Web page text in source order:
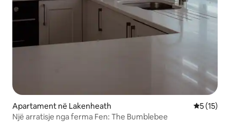
Apartament në Lakenheath Vlerësimi
5 (15)
Një arratisje nga ferma Fen: The Bumblebee